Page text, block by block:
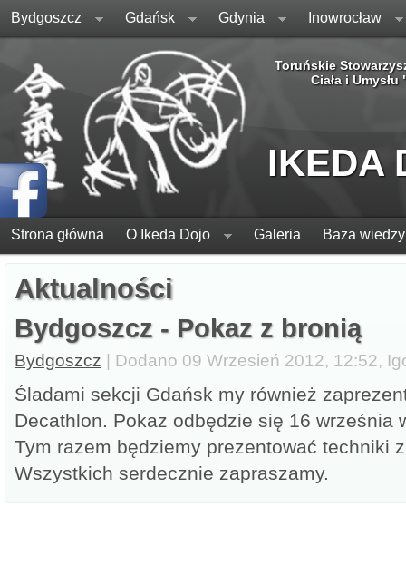
Bydgoszcz Gdańsk Gdynia Inowrocław
Toruńskie
Ciała i Umysłu
IKEDA
Strona główna O Ikeda Dojo Galeria Baza wiedzy
Aktualności
Bydgoszcz - Pokaz z bronią
Bydgoszcz | Dodano 09 Wrzesień 2012, 12:52,
Śladami sekcji Gdańsk my również
Decathlon. Pokaz odbędzie się 16 września
Tym razem będziemy prezentować techniki
Wszystkich serdecznie zapraszamy.